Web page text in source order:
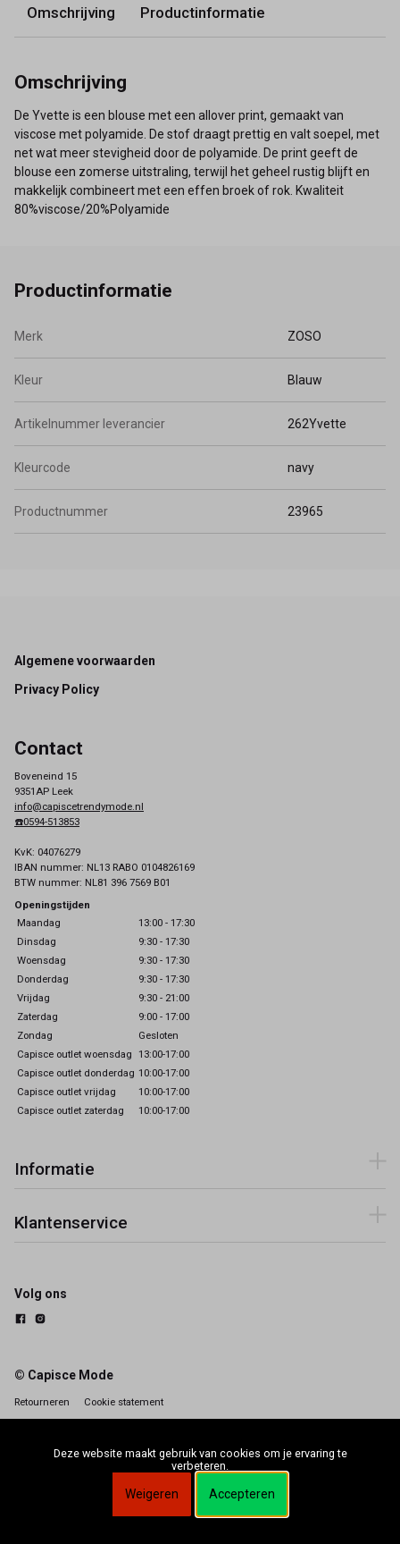
Omschrijving Productinformatie
Omschrijving
De Yvette is een blouse met een allover print, gemaakt van
viscose met polyamide. De stof draagt prettig en valt soepel, met
net wat meer stevigheid door de polyamide. De print geeft de
blouse een zomerse uitstraling, terwijl het geheel rustig blijft en
makkelijk combineert met een effen broek of rok. Kwaliteit
80%viscose/20%Polyamide
Productinformatie
Merk ZOSO
Kleur Blauw
Artikelnummer leverancier 262Yvette
Kleurcode navy
Productnummer 23965
Footer
Algemene voorwaarden
Privacy Policy
Contact
Boveneind 15
9351AP Leek
info@capiscetrendymode.nl
☎️0594-513853
KvK: 04076279
IBAN nummer: NL13 RABO 0104826169
BTW nummer: NL81 396 7569 B01
Openingstijden
Maandag
13:00 - 17:30
Dinsdag
9:30 - 17:30
Woensdag
9:30 - 17:30
Donderdag
9:30 - 17:30
Vrijdag
9:30 - 21:00
Zaterdag
9:00 - 17:00
Zondag
Gesloten
Capisce outlet woensdag 13:00-17:00
Capisce outlet donderdag 10:00-17:00
Capisce outlet vrijdag
10:00-17:00
Capisce outlet zaterdag
10:00-17:00
Informatie
Klantenservice
Volg ons
© Capisce Mode
Retourneren Cookie statement
Deze website maakt gebruik van cookies om je ervaring te
verbeteren.
Weigeren Accepteren